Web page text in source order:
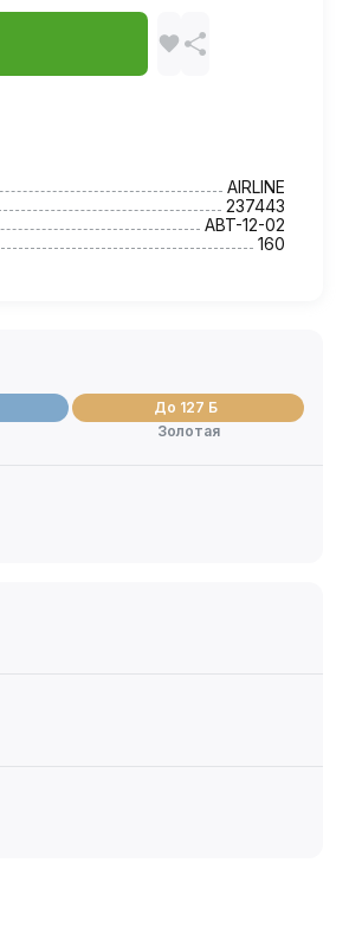
AIRLINE
237443
ABT-12-02
160
До 127 Б
Золотая